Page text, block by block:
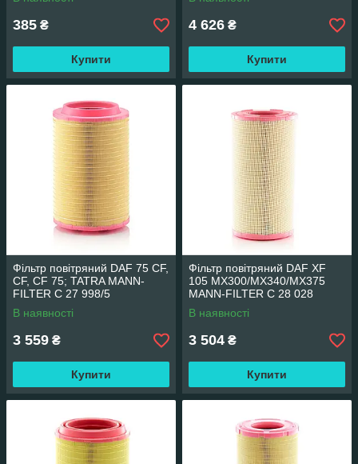
385 ₴
Купити
4 626 ₴
Купити
Фільтр повітряний DAF 75 CF,
CF, CF 75; TATRA MANN-
FILTER C 27 998/5
В наявності
3 559 ₴
Купити
Фільтр повітряний DAF XF
105 MX300/MX340/MX375
MANN-FILTER C 28 028
В наявності
3 504 ₴
Купити